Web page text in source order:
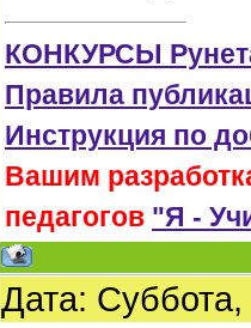
КОНКУРСЫ
Правила
Инструкция по
Вашим
педагогов "Я -
Дата: